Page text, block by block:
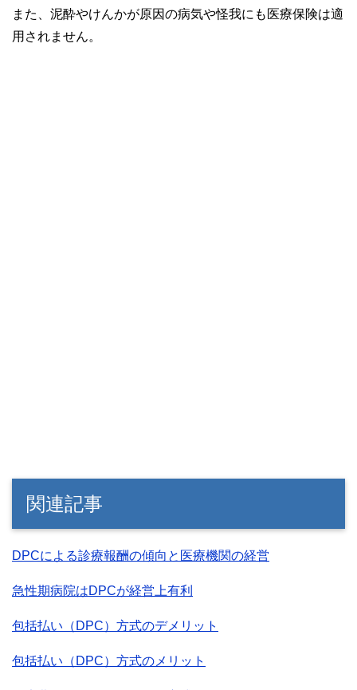
また、泥酔やけんかが原因の病気や怪我にも医療保険は適
用されません。
関連記事
DPCによる診療報酬の傾向と医療機関の経営
急性期病院はDPCが経営上有利
包括払い（DPC）方式のデメリット
包括払い（DPC）方式のメリット